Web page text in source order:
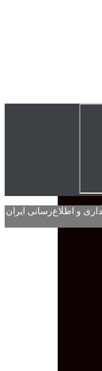
و اطلاع‌رسانی ایران